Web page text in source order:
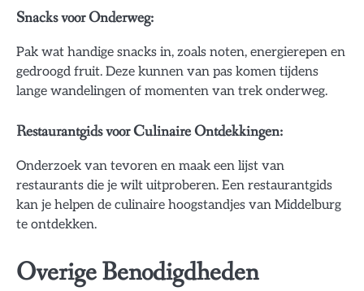
Snacks voor Onderweg:
Pak wat handige snacks in, zoals noten, energierepen en
gedroogd fruit. Deze kunnen van pas komen tijdens
lange wandelingen of momenten van trek onderweg.
Restaurantgids voor Culinaire Ontdekkingen:
Onderzoek van tevoren en maak een lijst van
restaurants die je wilt uitproberen. Een restaurantgids
kan je helpen de culinaire hoogstandjes van Middelburg
te ontdekken.
Overige Benodigdheden